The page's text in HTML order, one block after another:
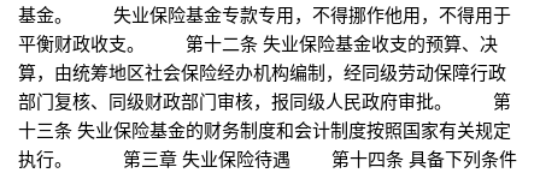
基金。 失业保险基金专款专用，不得挪作他用，不得用于
平衡财政收支。 第十二条 失业保险基金收支的预算、决
算，由统筹地区社会保险经办机构编制，经同级劳动保障行政
部门复核、同级财政部门审核，报同级人民政府审批。 第
十三条 失业保险基金的财务制度和会计制度按照国家有关规定
执行。 第三章 失业保险待遇 第十四条 具备下列条件